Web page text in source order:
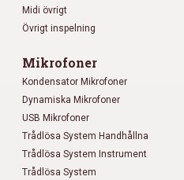
Midi övrigt
Övrigt inspelning
Mikrofoner
Kondensator Mikrofoner
Dynamiska Mikrofoner
USB Mikrofoner
Trådlösa System Handhållna
Trådlösa System Instrument
Trådlösa System